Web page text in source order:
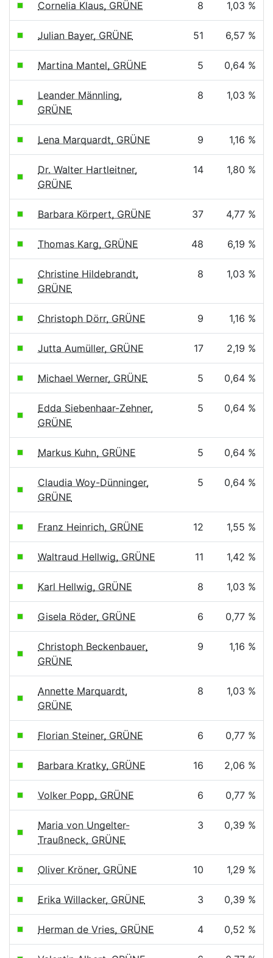
Cornelia Klaus, GRÜNE 8 1,03 %
Julian Bayer, GRÜNE 51 6,57 %
Martina Mantel, GRÜNE 5 0,64 %
Leander Männling,
GRÜNE
8 1,03 %
Lena Marquardt, GRÜNE 9 1,16 %
Dr. Walter Hartleitner,
GRÜNE
14 1,80 %
Barbara Körpert, GRÜNE 37 4,77 %
Thomas Karg, GRÜNE 48 6,19 %
Christine Hildebrandt,
GRÜNE
8 1,03 %
Christoph Dörr, GRÜNE 9 1,16 %
Jutta Aumüller, GRÜNE 17 2,19 %
Michael Werner, GRÜNE 5 0,64 %
Edda Siebenhaar-Zehner,
GRÜNE
5 0,64 %
Markus Kuhn, GRÜNE 5 0,64 %
Claudia Woy-Dünninger,
GRÜNE
5 0,64 %
Franz Heinrich, GRÜNE 12 1,55 %
Waltraud Hellwig, GRÜNE 11 1,42 %
Karl Hellwig, GRÜNE 8 1,03 %
Gisela Röder, GRÜNE 6 0,77 %
Christoph Beckenbauer,
GRÜNE
9 1,16 %
Annette Marquardt,
GRÜNE
8 1,03 %
Florian Steiner, GRÜNE 6 0,77 %
Barbara Kratky, GRÜNE 16 2,06 %
Volker Popp, GRÜNE 6 0,77 %
Maria von Ungelter-
Traußneck, GRÜNE
3 0,39 %
Oliver Kröner, GRÜNE 10 1,29 %
Erika Willacker, GRÜNE 3 0,39 %
Herman de Vries, GRÜNE 4 0,52 %